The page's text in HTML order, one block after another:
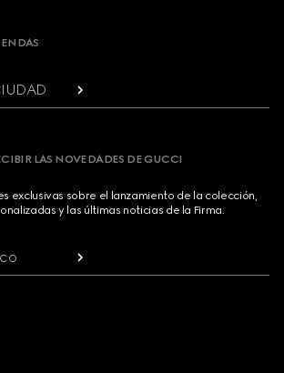
LAS NOVEDADES DE GUCCI
exclusivas sobre el lanzamiento de la colección,
y las últimas noticias de la Firma.